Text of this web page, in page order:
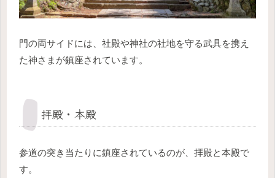
門の両サイドには、社殿や神社の社地を守る武具を携え
た神さまが鎮座されています。
拝殿・本殿
参道の突き当たりに鎮座されているのが、拝殿と本殿で
す。